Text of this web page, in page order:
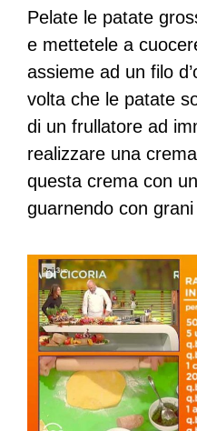
Pelate le patate
e mettetele a
assieme ad un filo
volta che le patate
di un frullatore ad
realizzare una
questa crema con un
guarnendo con